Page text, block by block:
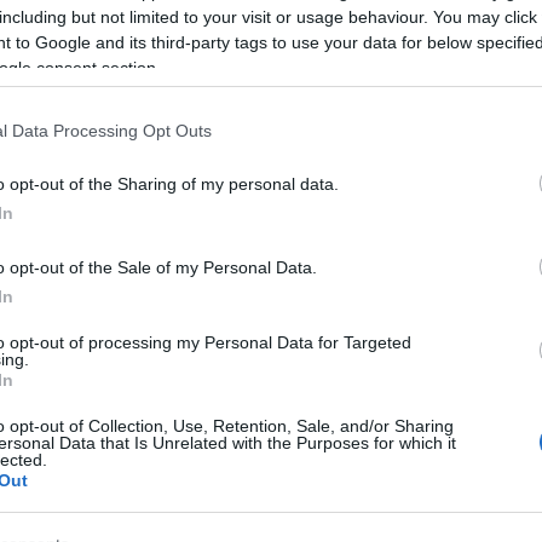
but not limited to your visit or usage behaviour. You may
to Google and its third-party tags to use your data for below
consent section.
Data Processing Opt Outs
opt-out of the Sharing of my personal data.
opt-out of the Sale of my Personal Data.
opt-out of processing my Personal Data for Targeted
opt-out of Collection, Use, Retention, Sale, and/or Sharing
Data that Is Unrelated with the Purposes for which it
scaturita l’unanimeforte critica
Sanitaria
di cui all’articolo 32 della Costituzione che
inviolabile e irrinunciabile.Tutti i
insieme all’assessore Biancareddu,
l’indispensabilità̀ del presidio
soccorso
60.000 persone, che in estate
esteso che dalla Gallura arriva
ulteriori sviluppi, anche quelli inerenti agli
in Regione con i vertici regionali e
odierna è emerso che il Pronto
il sindaco Gianni Addis.